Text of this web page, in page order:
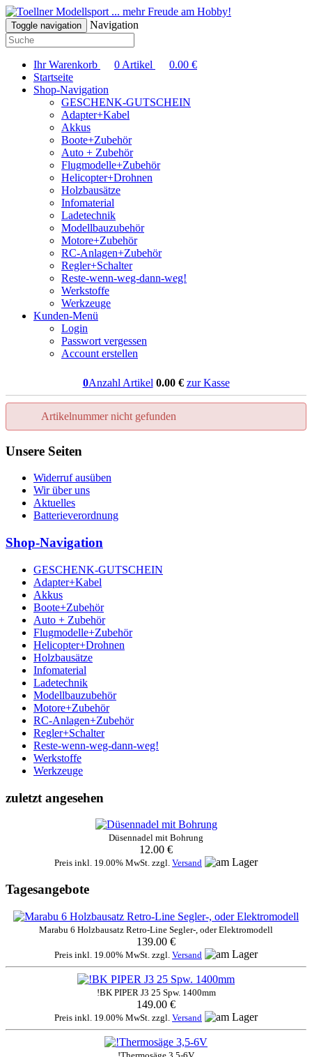
... mehr Freude am Hobby!
Toggle navigation Navigation
Ihr Warenkorb 0 Artikel 0.00 €
Startseite
Shop-Navigation
GESCHENK-GUTSCHEIN
Adapter+Kabel
Akkus
Boote+Zubehör
Auto + Zubehör
Flugmodelle+Zubehör
Helicopter+Drohnen
Holzbausätze
Infomaterial
Ladetechnik
Modellbauzubehör
Motore+Zubehör
RC-Anlagen+Zubehör
Regler+Schalter
Reste-wenn-weg-dann-weg!
Werkstoffe
Werkzeuge
Kunden-Menü
Login
Passwort vergessen
Account erstellen
0Anzahl Artikel 0.00€ zur Kasse
Artikelnummer nicht gefunden
Unsere Seiten
Widerruf ausüben
Wir über uns
Aktuelles
Batterieverordnung
Shop-Navigation
GESCHENK-GUTSCHEIN
Adapter+Kabel
Akkus
Boote+Zubehör
Auto + Zubehör
Flugmodelle+Zubehör
Helicopter+Drohnen
Holzbausätze
Infomaterial
Ladetechnik
Modellbauzubehör
Motore+Zubehör
RC-Anlagen+Zubehör
Regler+Schalter
Reste-wenn-weg-dann-weg!
Werkstoffe
Werkzeuge
zuletzt angesehen
Düsennadel mit Bohrung
12.00 €
Preis inkl. 19.00% MwSt. zzgl. Versand
Tagesangebote
Marabu 6 Holzbausatz Retro-Line Segler-, oder Elektromodell
139.00 €
Preis inkl. 19.00% MwSt. zzgl. Versand
!BK PIPER J3 25 Spw. 1400mm
149.00 €
Preis inkl. 19.00% MwSt. zzgl. Versand